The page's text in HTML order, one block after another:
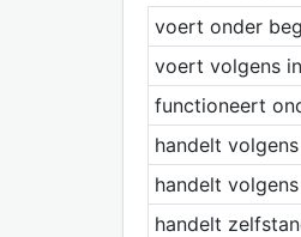
voert onder
voert volgens
functioneert
handelt
handelt
handelt